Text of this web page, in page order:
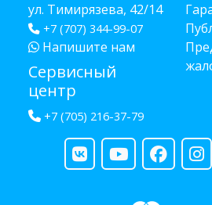
ул. Тимирязева, 42/14
+7 (707) 344-99-07
Напишите нам
Сервисный
центр
+7 (705) 216-37-79